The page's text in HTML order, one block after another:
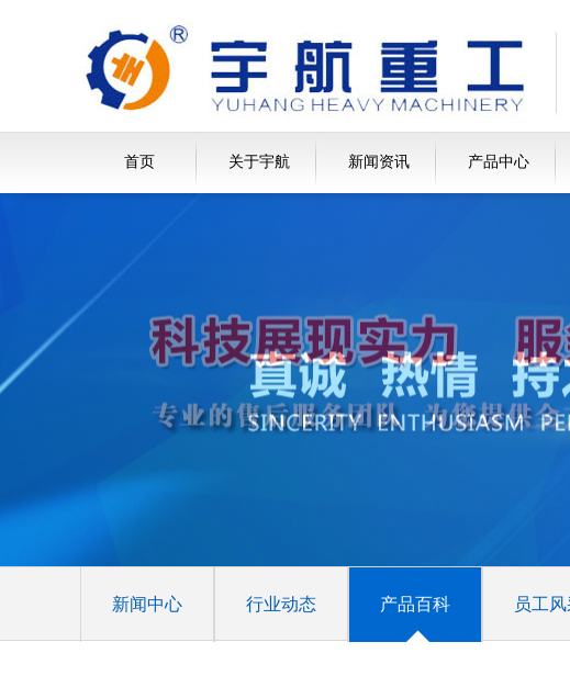
首页 关于宇航 新闻资讯 产品中心
新闻中心 行业动态 产品百科 员工